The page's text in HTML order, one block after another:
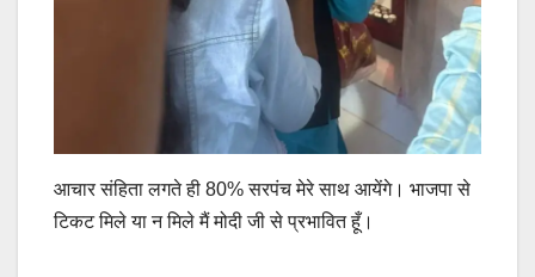
आचार संहिता लगते ही 80% सरपंच मेरे साथ आयेंगे। भाजपा से
टिकट मिले या न मिले मैं मोदी जी से प्रभावित हूँ।